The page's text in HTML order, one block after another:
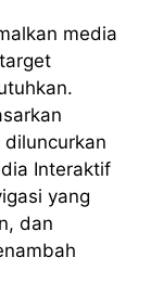
media
Interaktif
yang
dan